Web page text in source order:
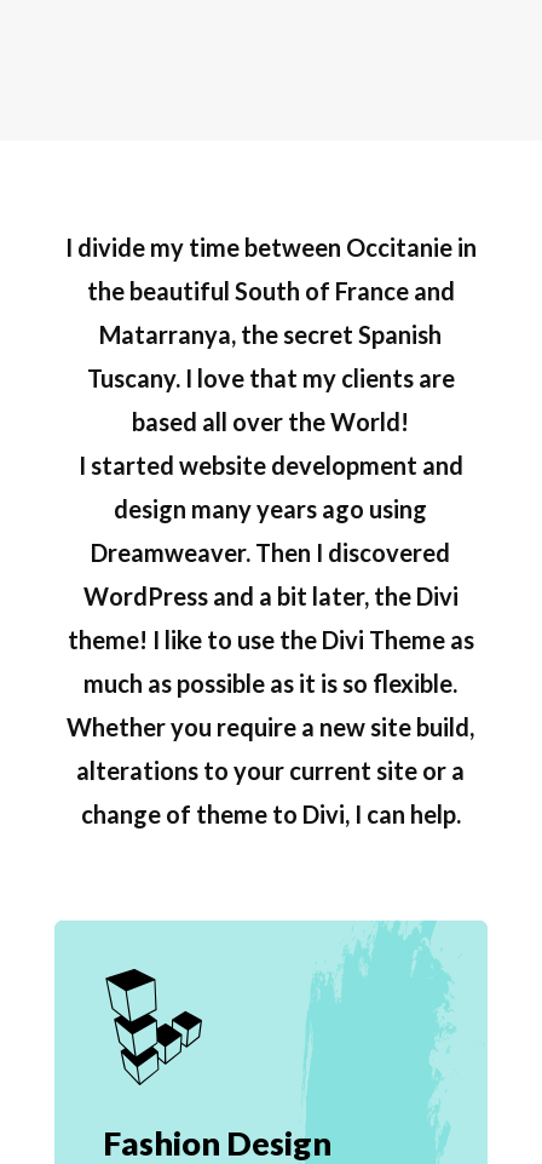
I divide my time between Occitanie in
the beautiful South of France and
Matarranya, the secret Spanish
Tuscany. I love that my clients are
based all over the World!
I started website development and
design many years ago using
Dreamweaver. Then I discovered
WordPress and a bit later, the Divi
theme! I like to use the Divi Theme as
much as possible as it is so flexible.
Whether you require a new site build,
alterations to your current site or a
change of theme to Divi, I can help.

Fashion Design